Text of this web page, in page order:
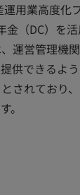
用業高度化
金（DC）を
運営管理機
供できるよ
されており
。